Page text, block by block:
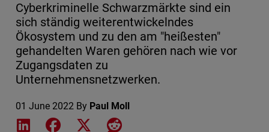
Cyberkriminelle Schwarzmärkte sind ein
sich ständig weiterentwickelndes
Ökosystem und zu den am "heißesten"
gehandelten Waren gehören nach wie vor
Zugangsdaten zu
Unternehmensnetzwerken.
01 June 2022 By Paul Moll
Share on LinkedIn
Share on Facebook
Share on XShare on Reddit